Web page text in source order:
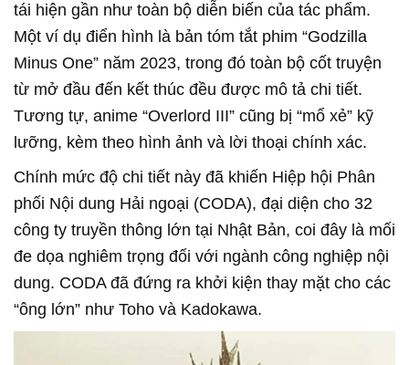
tái hiện gần như toàn bộ diễn biến của tác phẩm.
Một ví dụ điển hình là bản tóm tắt phim “Godzilla
Minus One” năm 2023, trong đó toàn bộ cốt truyện
từ mở đầu đến kết thúc đều được mô tả chi tiết.
Tương tự, anime “Overlord III” cũng bị “mổ xẻ” kỹ
lưỡng, kèm theo hình ảnh và lời thoại chính xác.
Chính mức độ chi tiết này đã khiến Hiệp hội Phân
phối Nội dung Hải ngoại (CODA), đại diện cho 32
công ty truyền thông lớn tại Nhật Bản, coi đây là mối
đe dọa nghiêm trọng đối với ngành công nghiệp nội
dung. CODA đã đứng ra khởi kiện thay mặt cho các
“ông lớn” như Toho và Kadokawa.